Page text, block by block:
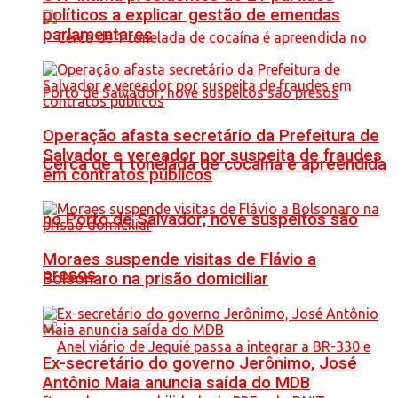
Cerca de 1 tonelada de cocaína é apreendida
no Porto de Salvador; nove suspeitos são
presos
políticos a explicar gestão de emendas
parlamentares
Operação afasta secretário da Prefeitura de
Salvador e vereador por suspeita de fraudes
em contratos públicos
Moraes suspende visitas de Flávio a
Bolsonaro na prisão domiciliar
Ex-secretário do governo Jerônimo, José
Antônio Maia anuncia saída do MDB